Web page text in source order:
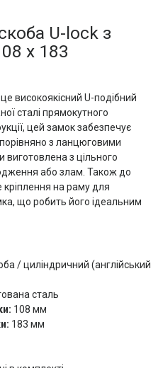
U-lock з
х 183
високоякісний U-подібний
сталі прямокутного
цей замок забезпечує
з ланцюговими
з цільного
або злам. Також до
на раму для
що робить його ідеальним
/ циліндричний (англійський
сталь
108 мм
183 мм